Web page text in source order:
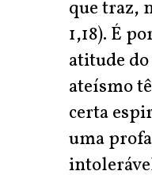
que traz,
1,18). É
atitude
ateísmo
certa
uma